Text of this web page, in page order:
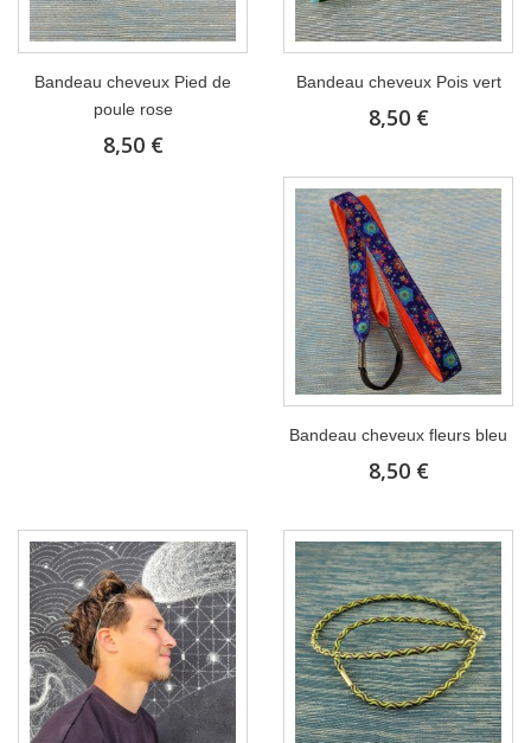
Bandeau cheveux Pied de
poule rose
8,50 €
Bandeau cheveux Pois vert
8,50 €
Bandeau cheveux fleurs bleu
8,50 €